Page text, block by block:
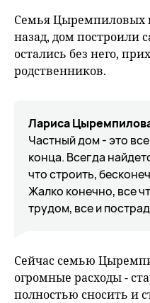
Семья Цыремпиловых
назад, дом построили
остались без него,
родственников.
Лариса
Частный дом - это
конца. Всегда
что строить,
Жалко конечно, все
трудом, все и
Сейчас семью
огромные расходы -
полностью сносить и